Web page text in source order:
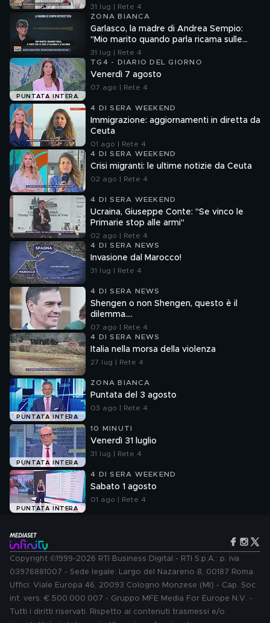
aspettiamo"
31 lug | Rete 4
ZONA BIANCA
Garlasco, la madre di Andrea Sempio:
"Mio marito quando parla ricama sulle
cose"
31 lug | Rete 4
PUNTATA INTERA
TG4 - DIARIO DEL GIORNO
Venerdì 7 agosto
07 ago | Rete 4
4 DI SERA WEEKEND
Immigrazione: aggiornamenti in diretta da
Ceuta
01 ago | Rete 4
4 DI SERA WEEKEND
Crisi migranti: le ultime notizie da Ceuta
02 ago | Rete 4
4 DI SERA WEEKEND
Ucraina, Giuseppe Conte: "Se vinco le
Primarie stop alle armi"
02 ago | Rete 4
4 DI SERA NEWS
Invasione dal Marocco!
31 lug | Rete 4
4 DI SERA NEWS
Shengen o non Shengen, questo è il
dilemma....
07 ago | Rete 4
4 DI SERA NEWS
Italia nella morsa della violenza
27 lug | Rete 4
PUNTATA INTERA
ZONA BIANCA
Puntata del 3 agosto
03 ago | Rete 4
PUNTATA INTERA
10 MINUTI
Venerdì 31 luglio
31 lug | Rete 4
PUNTATA INTERA
4 DI SERA WEEKEND
Sabato 1 agosto
01 ago | Rete 4
Copyright ©1999-2026 RTI Business Digital - RTI S.p.A.: p. iva
03976881007 - Sede legale: Largo del Nazareno 8, 00187 Roma.
Uffici: Viale Europa 46, 20093 Cologno Monzese (MI) - Cap. Soc.
int. vers. € 500.000.007 - Gruppo MFE Media For Europe N.V. -
Tutti i diritti riservati. Rispetto ai contenuti trasmessi e/o